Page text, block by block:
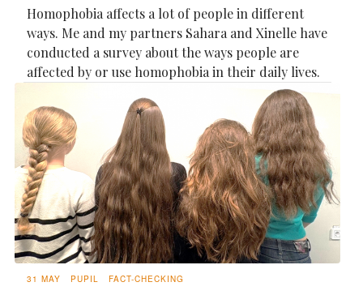
Homophobia affects a lot of people in different
ways. Me and my partners Sahara and Xinelle have
conducted a survey about the ways people are
affected by or use homophobia in their daily lives.
31 MAY PUPIL FACT-CHECKING